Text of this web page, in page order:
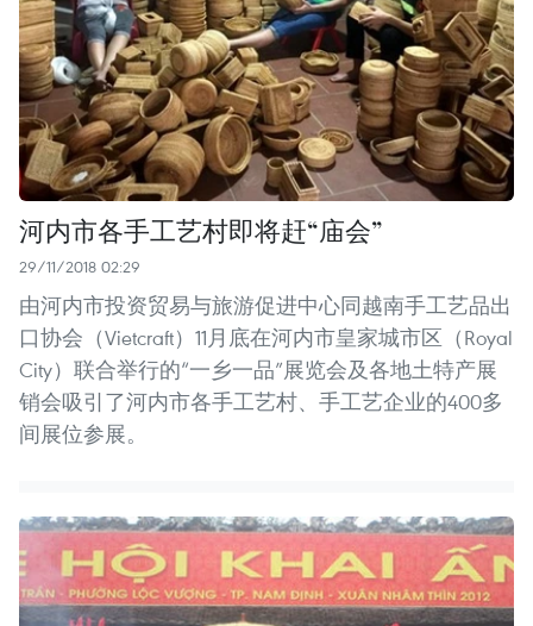
河内市各手工艺村即将赶“庙会”
29/11/2018 02:29
由河内市投资贸易与旅游促进中心同越南手工艺品出
口协会（Vietcraft）11月底在河内市皇家城市区（Royal
City）联合举行的“一乡一品”展览会及各地土特产展
销会吸引了河内市各手工艺村、手工艺企业的400多
间展位参展。